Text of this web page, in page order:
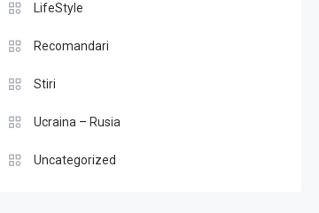
LifeStyle
Recomandari
Stiri
Ucraina – Rusia
Uncategorized